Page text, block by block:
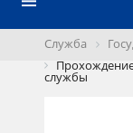
Служба
службы